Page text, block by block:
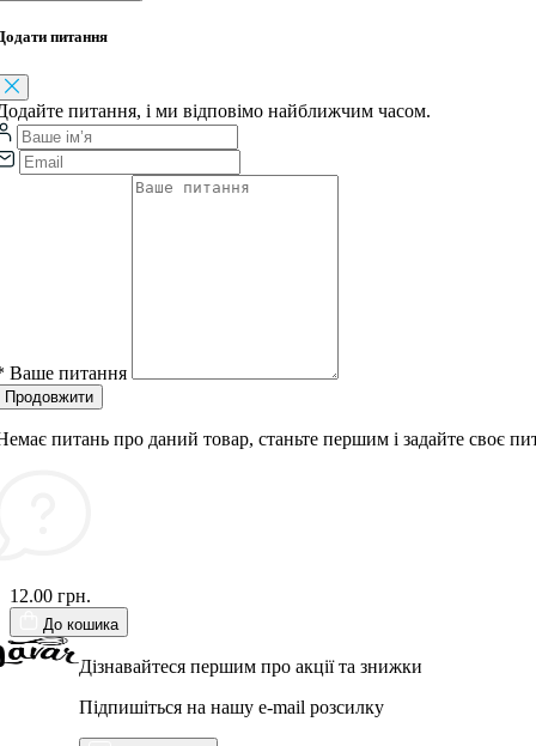
питання
питання, і ми відповімо найближчим часом.
Ваше питання
Продовжити
питань про даний товар, станьте першим і задайте своє
12.00 грн.
До кошика
Дізнавайтеся першим про акції та знижки
Підпишіться на нашу e-mail розсилку